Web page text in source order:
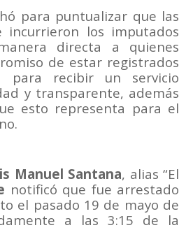
para puntualizar que las
incurrieron los imputados
directa a quienes
de estar registrados
para recibir un servicio
y transparente, además
esto representa para el
Manuel Santana, alias “El
notificó que fue arrestado
el pasado 19 de mayo de
a las 3:15 de la